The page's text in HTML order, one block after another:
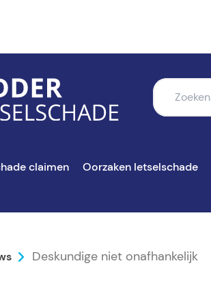
claimen Oorzaken letselschade
Deskundige niet onafhankelijk